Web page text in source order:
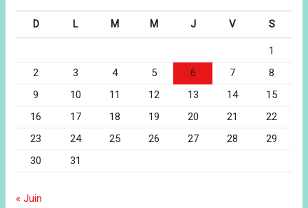
D L M M J V S
1
2
3 4 5 6 7
8
9
10 11 12 13 14
15
16
17 18 19 20 21
22
23
24 25 26 27 28
29
30
31
« Juin